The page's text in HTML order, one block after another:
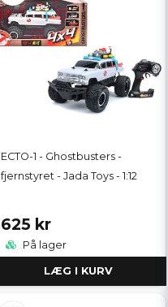
ECTO-1 - Ghostbusters -
fjernstyret - Jada Toys - 1:12
625 kr
På lager
LÆG I KURV